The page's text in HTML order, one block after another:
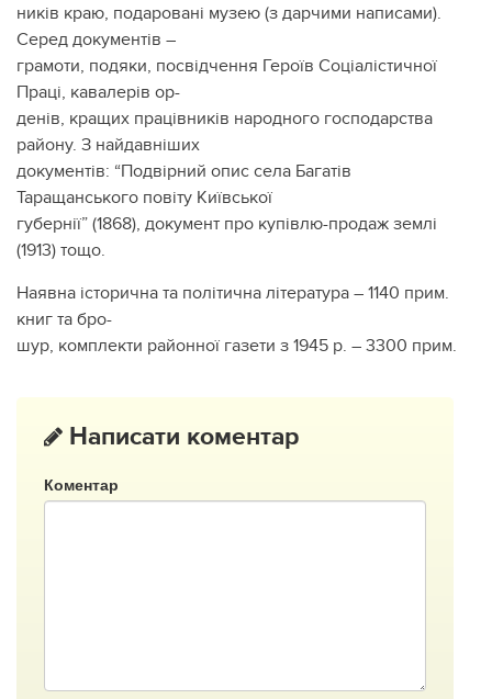
ників краю, подаровані музею (з дарчими написами).
Серед документів –
грамоти, подяки, посвідчення Героїв Соціалістичної
Праці, кавалерів ор-
денів, кращих працівників народного господарства
району. З найдавніших
документів: “Подвірний опис села Багатів
Таращанського повіту Київської
губернії” (1868), документ про купівлю-продаж землі
(1913) тощо.
Наявна історична та політична література – 1140 прим.
книг та бро-
шур, комплекти районної газети з 1945 р. – 3300 прим.
Написати коментар
Коментар